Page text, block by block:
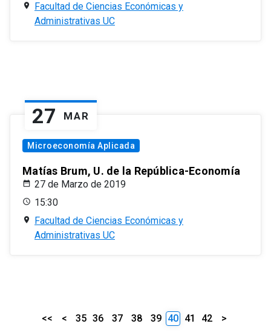
Facultad de Ciencias Económicas y
Administrativas UC
27 MAR
Microeconomía Aplicada
Matías Brum, U. de la República-Economía
27 de Marzo de 2019
15:30
Facultad de Ciencias Económicas y
Administrativas UC
<< < 35 36 37 38 39 40 41 42 >